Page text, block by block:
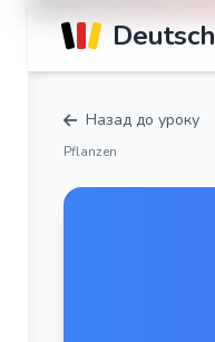
Deutsch
Назад до уроку
Pflanzen